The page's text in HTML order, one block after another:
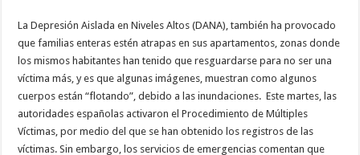
La Depresión Aislada en Niveles Altos (DANA), también ha provocado
que familias enteras estén atrapas en sus apartamentos, zonas donde
los mismos habitantes han tenido que resguardarse para no ser una
víctima más, y es que algunas imágenes, muestran como algunos
cuerpos están “flotando”, debido a las inundaciones. Este martes, las
autoridades españolas activaron el Procedimiento de Múltiples
Víctimas, por medio del que se han obtenido los registros de las
víctimas. Sin embargo, los servicios de emergencias comentan que